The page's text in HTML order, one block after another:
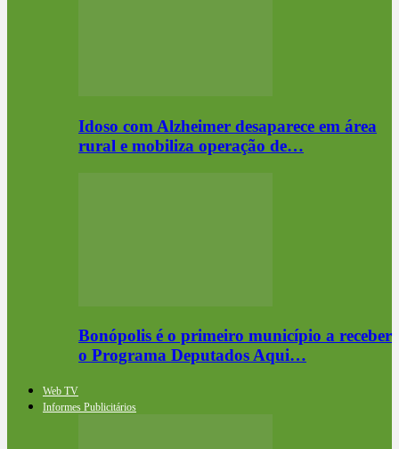
Idoso com Alzheimer desaparece em área
rural e mobiliza operação de…
Bonópolis é o primeiro município a receber
o Programa Deputados Aqui…
Web TV
Informes Publicitários